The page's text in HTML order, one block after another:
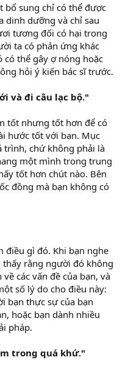
bổ sung chỉ có thể được
dinh dưỡng và chỉ sau
tương đối có hại trong
ta có phản ứng khác
có thể gây ợ nóng hoặc
hỏi ý kiến bác sĩ trước.
và đi câu lạc bộ."
tốt nhưng tốt hơn để có
hước tốt với bạn. Mục
trình, chứ không phải là
một mình trong trung
tốt hơn chút nào. Bên
đồng mà bạn không có
điều gì đó. Khi bạn nghe
thấy rằng người đó không
các vấn đề của bạn, và
số lý do cho điều này:
bạn thực sự của bạn
hoặc bạn dành nhiều
pháp.
trong quá khứ."